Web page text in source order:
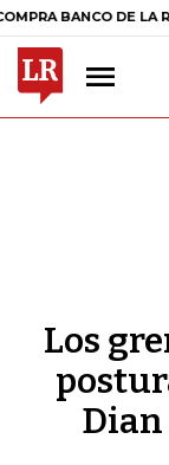
DE LA REPÚBLICA
Los